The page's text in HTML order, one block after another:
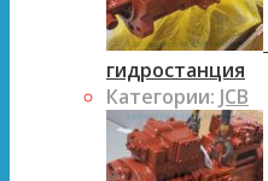
гидростанция
Категории: JCB